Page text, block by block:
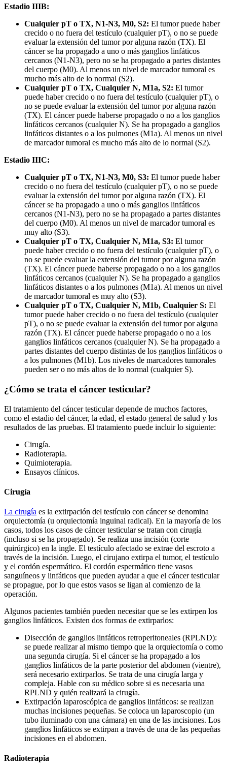
Estadio IIIB:
Cualquier pT o TX, N1-N3, M0, S2: El tumor puede haber
crecido o no fuera del testículo (cualquier pT), o no se puede
evaluar la extensión del tumor por alguna razón (TX). El
cáncer se ha propagado a uno o más ganglios linfáticos
cercanos (N1-N3), pero no se ha propagado a partes distantes
del cuerpo (M0). Al menos un nivel de marcador tumoral es
mucho más alto de lo normal (S2).
Cualquier pT o TX, Cualquier N, M1a, S2: El tumor
puede haber crecido o no fuera del testículo (cualquier pT), o
no se puede evaluar la extensión del tumor por alguna razón
(TX). El cáncer puede haberse propagado o no a los ganglios
linfáticos cercanos (cualquier N). Se ha propagado a ganglios
linfáticos distantes o a los pulmones (M1a). Al menos un nivel
de marcador tumoral es mucho más alto de lo normal (S2).
Estadio IIIC:
Cualquier pT o TX, N1-N3, M0, S3: El tumor puede haber
crecido o no fuera del testículo (cualquier pT), o no se puede
evaluar la extensión del tumor por alguna razón (TX). El
cáncer se ha propagado a uno o más ganglios linfáticos
cercanos (N1-N3), pero no se ha propagado a partes distantes
del cuerpo (M0). Al menos un nivel de marcador tumoral es
muy alto (S3).
Cualquier pT o TX, Cualquier N, M1a, S3: El tumor
puede haber crecido o no fuera del testículo (cualquier pT), o
no se puede evaluar la extensión del tumor por alguna razón
(TX). El cáncer puede haberse propagado o no a los ganglios
linfáticos cercanos (cualquier N). Se ha propagado a ganglios
linfáticos distantes o a los pulmones (M1a). Al menos un nivel
de marcador tumoral es muy alto (S3).
Cualquier pT o TX, Cualquier N, M1b, Cualquier S: El
tumor puede haber crecido o no fuera del testículo (cualquier
pT), o no se puede evaluar la extensión del tumor por alguna
razón (TX). El cáncer puede haberse propagado o no a los
ganglios linfáticos cercanos (cualquier N). Se ha propagado a
partes distantes del cuerpo distintas de los ganglios linfáticos o
a los pulmones (M1b). Los niveles de marcadores tumorales
pueden ser o no más altos de lo normal (cualquier S).
¿Cómo se trata el cáncer testicular?
El tratamiento del cáncer testicular depende de muchos factores,
como el estadio del cáncer, la edad, el estado general de salud y los
resultados de las pruebas. El tratamiento puede incluir lo siguiente:
Cirugía.
Radioterapia.
Quimioterapia.
Ensayos clínicos.
Cirugía
La cirugía es la extirpación del testículo con cáncer se denomina
orquiectomía (u orquiectomía inguinal radical). En la mayoría de los
casos, todos los casos de cáncer testicular se tratan con cirugía
(incluso si se ha propagado). Se realiza una incisión (corte
quirúrgico) en la ingle. El testículo afectado se extrae del escroto a
través de la incisión. Luego, el cirujano extirpa el tumor, el testículo
y el cordón espermático. El cordón espermático tiene vasos
sanguíneos y linfáticos que pueden ayudar a que el cáncer testicular
se propague, por lo que estos vasos se ligan al comienzo de la
operación.
Algunos pacientes también pueden necesitar que se les extirpen los
ganglios linfáticos. Existen dos formas de extirparlos:
Disección de ganglios linfáticos retroperitoneales (RPLND):
se puede realizar al mismo tiempo que la orquiectomía o como
una segunda cirugía. Si el cáncer se ha propagado a los
ganglios linfáticos de la parte posterior del abdomen (vientre),
será necesario extirparlos. Se trata de una cirugía larga y
compleja. Hable con su médico sobre si es necesaria una
RPLND y quién realizará la cirugía.
Extirpación laparoscópica de ganglios linfáticos: se realizan
muchas incisiones pequeñas. Se coloca un laparoscopio (un
tubo iluminado con una cámara) en una de las incisiones. Los
ganglios linfáticos se extirpan a través de una de las pequeñas
incisiones en el abdomen.
Radioterapia